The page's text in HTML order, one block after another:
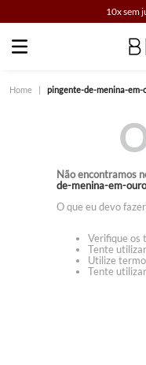
10x sem
Faça sua busca
pingente-de-menina-
Não encontramos
de-menina-em-
O que eu devo
Verifique os
Tente
Utilize
Tente